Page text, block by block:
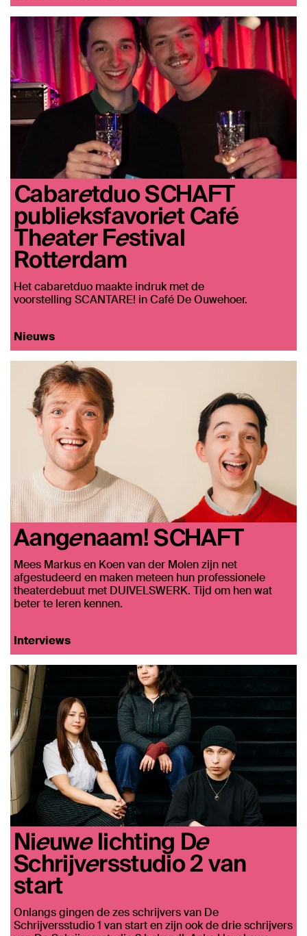
Cabaretduo SCHAFT
publieksfavoriet Café
Theater Festival
Rotterdam
Het cabaretduo maakte indruk met de
voorstelling SCANTARE! in Café De Ouwehoer.
Nieuws
Aangenaam! SCHAFT
Mees Markus en Koen van der Molen zijn net
afgestudeerd en maken meteen hun professionele
theaterdebuut met DUIVELSWERK. Tijd om hen wat
beter te leren kennen.
Interviews
Nieuwe lichting De
Schrijversstudio 2 van
start
Onlangs gingen de zes schrijvers van De
Schrijversstudio 1 van start en zijn ook de drie schrijvers